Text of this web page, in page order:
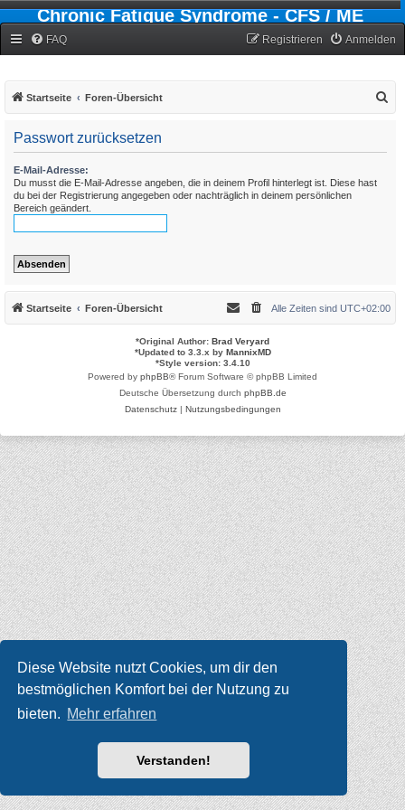
Diese Website nutzt Cookies, um dir den
bestmöglichen Komfort bei der Nutzung zu
bieten. Mehr erfahren
Verstanden!
Chronic Fatigue Syndrome - CFS / ME
FAQ Anmelden
Registrieren
Startseite Foren-Übersicht
Passwort zurücksetzen
E-Mail-Adresse:
Du musst die E-Mail-Adresse angeben, die in deinem Profil hinterlegt ist. Diese hast
du bei der Registrierung angegeben oder nachträglich in deinem persönlichen
Bereich geändert.
Startseite Foren-Übersicht Alle Zeiten sind UTC+02:00
*Original Author: Brad Veryard
*Updated to 3.3.x by MannixMD
*Style version: 3.4.10
Powered by phpBB® Forum Software © phpBB Limited
Deutsche Übersetzung durch phpBB.de
Datenschutz| Nutzungsbedingungen